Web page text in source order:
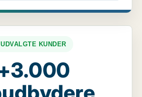
UDVALGTE KUNDER